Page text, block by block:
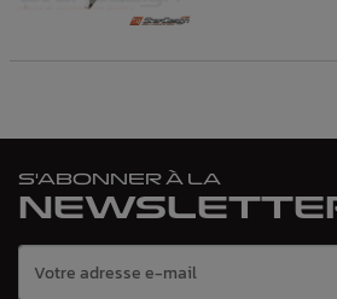
S'ABONNER À LA